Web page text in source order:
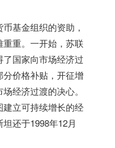
基金组织的资助，
重。一开始，苏联
国家向市场经济过
价格补贴，开征增
经济过渡的决心。
立可持续增长的经
还于1998年12月